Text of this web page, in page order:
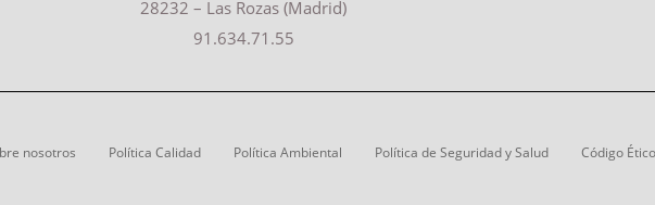
28232 – Las Rozas (Madrid)
91.634.71.55
nosotros Política Calidad Política Ambiental Política de Seguridad y Salud Código